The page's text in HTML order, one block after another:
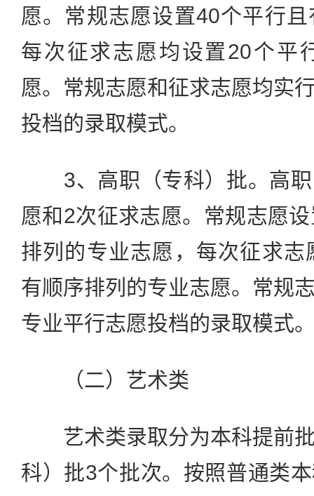
愿。常规志愿设置40个平行
每次征求志愿均设置20个平
愿。常规志愿和征求志愿均实
投档的录取模式。
3、高职（专科）批。高职
愿和2次征求志愿。常规志愿
排列的专业志愿，每次征求
有顺序排列的专业志愿。常规
专业平行志愿投档的录取模式
（二）艺术类
艺术类录取分为本科提前批
科）批3个批次。按照普通类